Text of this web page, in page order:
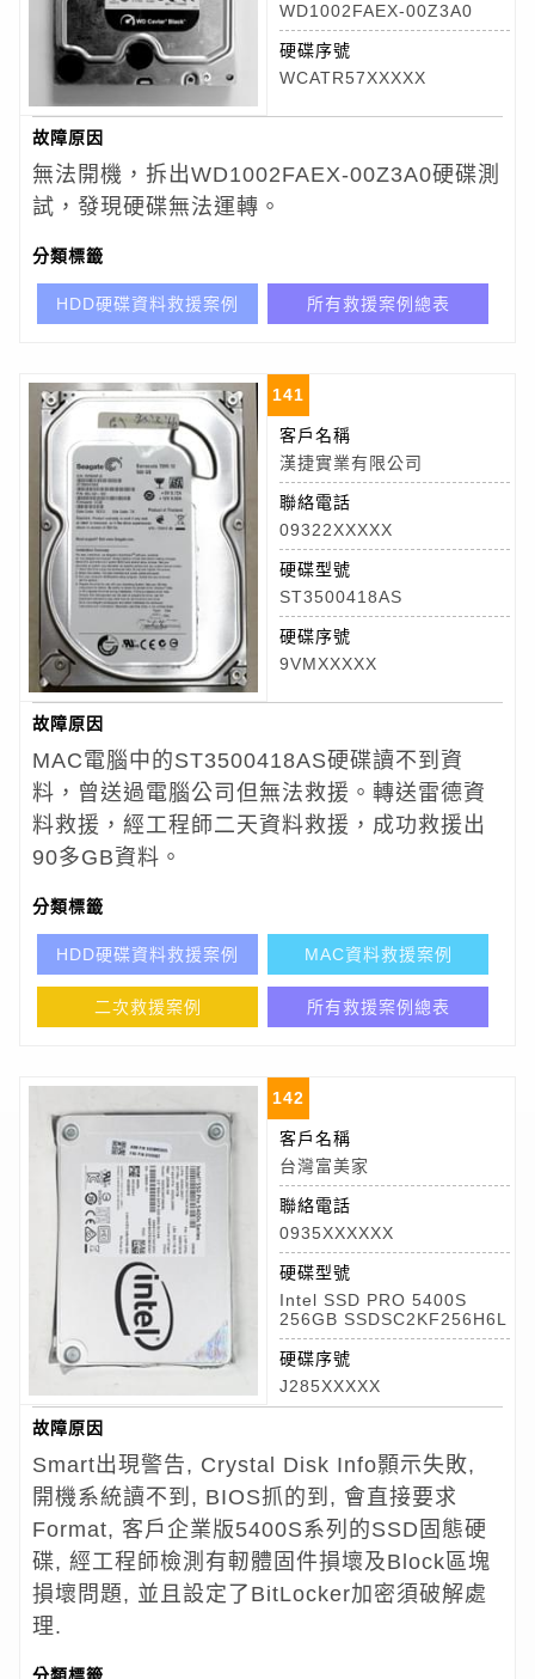
WD1002FAEX-00Z3A0
硬碟序號
WCATR57XXXXX
故障原因
無法開機，拆出WD1002FAEX-00Z3A0硬碟測
試，發現硬碟無法運轉。
分類標籤
HDD硬碟資料救援案例 所有救援案例總表
141
客戶名稱
漢捷實業有限公司
聯絡電話
09322XXXXX
硬碟型號
ST3500418AS
硬碟序號
9VMXXXXX
故障原因
MAC電腦中的ST3500418AS硬碟讀不到資
料，曾送過電腦公司但無法救援。轉送雷德資
料救援，經工程師二天資料救援，成功救援出
90多GB資料 。
分類標籤
HDD硬碟資料救援案例 MAC資料救援案例
二次救援案例 所有救援案例總表
142
客戶名稱
台灣富美家
聯絡電話
0935XXXXXX
硬碟型號
Intel SSD PRO 5400S
256GB SSDSC2KF256H6L
硬碟序號
J285XXXXX
故障原因
Smart出現警告, Crystal Disk Info顥示失敗,
開機系統讀不到, BIOS抓的到, 會直接要求
Format, 客戶企業版5400S系列的SSD固態硬
碟, 經工程師檢測有軔體固件損壞及Block區塊
損壞問題, 並且設定了BitLocker加密須破解處
理.